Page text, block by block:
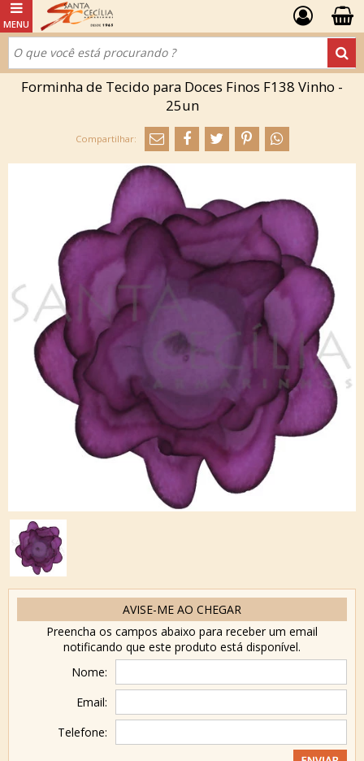
Forminha de Tecido para Doces Finos F138 Vinho -
25un
AVISE-ME AO CHEGAR
Preencha os campos abaixo para receber um email
notificando que este produto está disponível.
Nome:
Email:
Telefone: